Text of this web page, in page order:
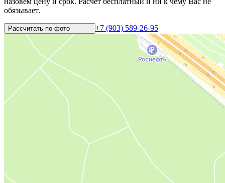
обязывает.
Рассчитать по фото +7 (903) 589-26-95